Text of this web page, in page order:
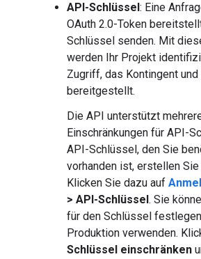
API-Schlüssel: Eine
OAuth 2.0-Token
Schlüssel senden. Mit
werden Ihr Projekt
Zugriff, das Kontingent
bereitgestellt.
Die API unterstützt
Einschränkungen für API-
API-Schlüssel, den Sie
vorhanden ist, erstellen
Klicken Sie dazu auf
> API-Schlüssel. Sie
für den Schlüssel
Produktion verwenden.
Schlüssel einschränken